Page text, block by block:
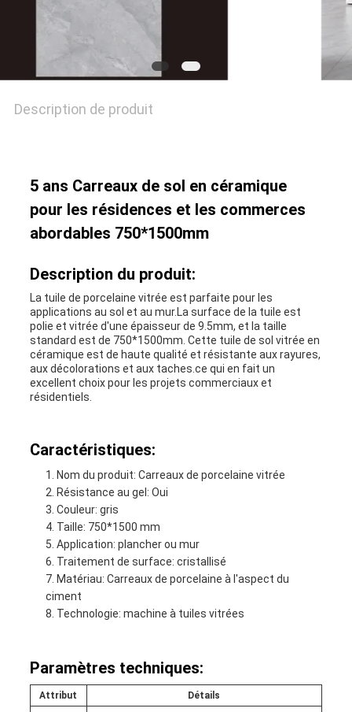
POLITIQUE
Description de produit
5 ans Carreaux de sol en céramique
pour les résidences et les commerces
abordables 750*1500mm
Description du produit:
La tuile de porcelaine vitrée est parfaite pour les
applications au sol et au mur.La surface de la tuile est
polie et vitrée d'une épaisseur de 9.5mm, et la taille
standard est de 750*1500mm. Cette tuile de sol vitrée en
céramique est de haute qualité et résistante aux rayures,
aux décolorations et aux taches.ce qui en fait un
excellent choix pour les projets commerciaux et
résidentiels.
Caractéristiques:
Nom du produit: Carreaux de porcelaine vitrée
Résistance au gel: Oui
Couleur: gris
Taille: 750*1500 mm
Application: plancher ou mur
Traitement de surface: cristallisé
Matériau: Carreaux de porcelaine à l'aspect du
ciment
Technologie: machine à tuiles vitrées
Paramètres techniques:
Attribut
Détails